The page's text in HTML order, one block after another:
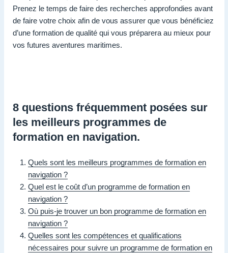
Prenez le temps de faire des recherches approfondies avant
de faire votre choix afin de vous assurer que vous bénéficiez
d’une formation de qualité qui vous préparera au mieux pour
vos futures aventures maritimes.
8 questions fréquemment posées sur
les meilleurs programmes de
formation en navigation.
Quels sont les meilleurs programmes de formation en
navigation ?
Quel est le coût d’un programme de formation en
navigation ?
Où puis-je trouver un bon programme de formation en
navigation ?
Quelles sont les compétences et qualifications
nécessaires pour suivre un programme de formation en